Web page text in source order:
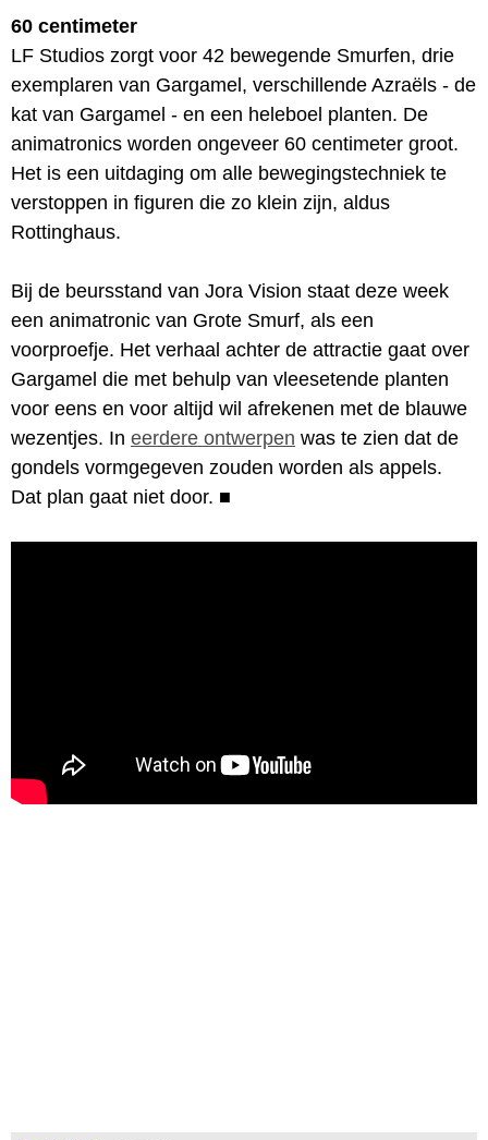
60 centimeter
LF Studios zorgt voor 42 bewegende Smurfen, drie
exemplaren van Gargamel, verschillende Azraëls - de
kat van Gargamel - en een heleboel planten. De
animatronics worden ongeveer 60 centimeter groot.
Het is een uitdaging om alle bewegingstechniek te
verstoppen in figuren die zo klein zijn, aldus
Rottinghaus.
Bij de beursstand van Jora Vision staat deze week
een animatronic van Grote Smurf, als een
voorproefje. Het verhaal achter de attractie gaat over
Gargamel die met behulp van vleesetende planten
voor eens en voor altijd wil afrekenen met de blauwe
wezentjes. In eerdere ontwerpen was te zien dat de
gondels vormgegeven zouden worden als appels.
Dat plan gaat niet door. ■